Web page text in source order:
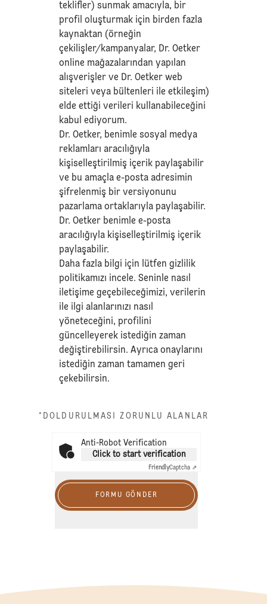
teklifler) sunmak amacıyla, bir
profil oluşturmak için birden fazla
kaynaktan (örneğin
çekilişler/kampanyalar, Dr. Oetker
online mağazalarından yapılan
alışverişler ve Dr. Oetker web
siteleri veya bültenleri ile etkileşim)
elde ettiği verileri kullanabileceğini
kabul ediyorum.
Dr. Oetker, benimle sosyal medya
reklamları aracılığıyla
kişiselleştirilmiş içerik paylaşabilir
ve bu amaçla e-posta adresimin
şifrelenmiş bir versiyonunu
pazarlama ortaklarıyla paylaşabilir.
Dr. Oetker benimle e-posta
aracılığıyla kişiselleştirilmiş içerik
paylaşabilir.
Daha fazla bilgi için lütfengizlilik
politikamızı incele. Seninle nasıl
iletişime geçebileceğimizi, verilerin
ile ilgi alanlarınızı nasıl
yöneteceğini, profilini
güncelleyerek istediğin zaman
değiştirebilirsin. Ayrıca onaylarını
istediğin zaman tamamen geri
çekebilirsin.
*DOLDURULMASI ZORUNLU ALANLAR
Anti-Robot Verification
Click to start verification
FriendlyCaptcha ⇗
FORMU GÖNDER